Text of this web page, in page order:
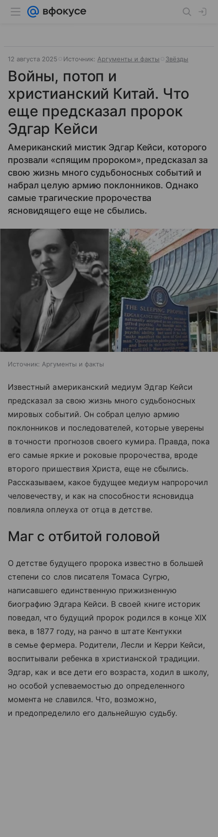
12 августа 2025 Источник: Аргументы и факты Звёзды
Войны, потоп и
христианский Китай. Что
еще предсказал пророк
Эдгар Кейси
Американский мистик Эдгар Кейси, которого
прозвали «спящим пророком», предсказал за
свою жизнь много судьбоносных событий и
набрал целую армию поклонников. Однако
самые трагические пророчества
ясновидящего еще не сбылись.
Источник: Аргументы и факты
Известный американский медиум Эдгар Кейси
предсказал за свою жизнь много судьбоносных
мировых событий. Он собрал целую армию
поклонников и последователей, которые уверены
в точности прогнозов своего кумира. Правда, пока
его самые яркие и роковые пророчества, вроде
второго пришествия Христа, еще не сбылись.
Рассказываем, какое будущее медиум напророчил
человечеству, и как на способности ясновидца
повлияла оплеуха от отца в детстве.
Маг с отбитой головой
О детстве будущего пророка известно в большей
степени со слов писателя Томаса Сугрю,
написавшего единственную прижизненную
биографию Эдгара Кейси. В своей книге историк
поведал, что будущий пророк родился в конце XIX
века, в 1877 году, на ранчо в штате Кентукки
в семье фермера. Родители, Лесли и Керри Кейси,
воспитывали ребенка в христианской традиции.
Эдгар, как и все дети его возраста, ходил в школу,
но особой успеваемостью до определенного
момента не славился. Что, возможно,
и предопределило его дальнейшую судьбу.